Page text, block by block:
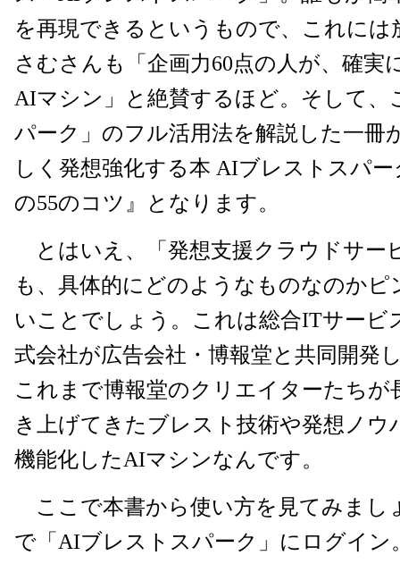
を再現できるというもので、これには
さむさんも「企画力60点の人が、確実
AIマシン」と絶賛するほど。そして、
パーク」のフル活用法を解説した一冊
しく発想強化する本 AIブレストスパ
の55のコツ』となります。
とはいえ、「発想支援クラウドサー
も、具体的にどのようなものなのかピ
いことでしょう。これは総合ITサービ
式会社が広告会社・博報堂と共同開発
これまで博報堂のクリエイターたちが
き上げてきたブレスト技術や発想ノウ
機能化したAIマシンなんです。
ここで本書から使い方を見てみまし
で「AIブレストスパーク」にログイン